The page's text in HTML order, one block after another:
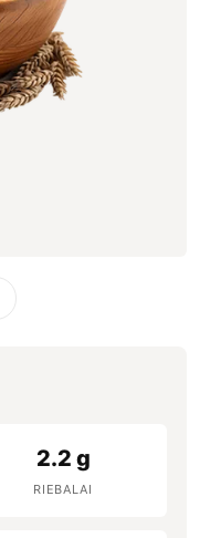
2.2 g
RIEBALAI